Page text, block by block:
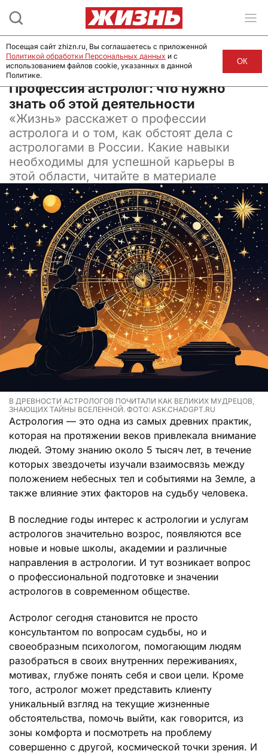
05 февраля 2025, 03:00
Профессия астролог: что нужно
знать об этой деятельности
«Жизнь» расскажет о профессии
астролога и о том, как обстоят дела с
астрологами в России. Какие навыки
необходимы для успешной карьеры в
этой области, читайте в материале
В ДРЕВНОСТИ АСТРОЛОГОВ ПОЧИТАЛИ КАК ВЕЛИКИХ МУДРЕЦОВ,
ЗНАЮЩИХ ТАЙНЫ ВСЕЛЕННОЙ. ФОТО: ASK.CHADGPT.RU
Астрология — это одна из самых древних практик,
которая на протяжении веков привлекала внимание
людей. Этому знанию около 5 тысяч лет, в течение
которых звездочеты изучали взаимосвязь между
положением небесных тел и событиями на Земле, а
также влияние этих факторов на судьбу человека.
В последние годы интерес к астрологии и услугам
астрологов значительно возрос, появляются все
новые и новые школы, академии и различные
направления в астрологии. И тут возникает вопрос
о профессиональной подготовке и значении
астрологов в современном обществе.
Астролог сегодня становится не просто
консультантом по вопросам судьбы, но и
своеобразным психологом, помогающим людям
разобраться в своих внутренних переживаниях,
мотивах, глубже понять себя и свои цели. Кроме
того, астролог может представить клиенту
уникальный взгляд на текущие жизненные
обстоятельства, помочь выйти, как говорится, из
зоны комфорта и посмотреть на проблему
совершенно с другой, космической точки зрения. И
Посещая сайт zhizn.ru, Вы соглашаетесь с приложенной
Политикой обработки Персональных данных и с
использованием файлов cookie, указанных в данной
Политике.
ОК